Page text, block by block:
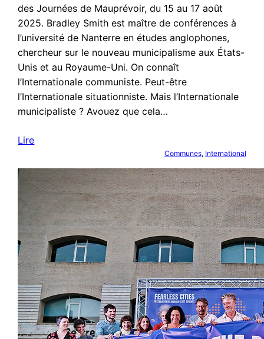
des Journées de Mauprévoir, du 15 au 17 août
2025. Bradley Smith est maître de conférences à
l’université de Nanterre en études anglophones,
chercheur sur le nouveau municipalisme aux États-
Unis et au Royaume-Uni. On connaît
l’Internationale communiste. Peut-être
l’Internationale situationniste. Mais l’Internationale
municipaliste ? Avouez que cela…
Lire
Communes, International